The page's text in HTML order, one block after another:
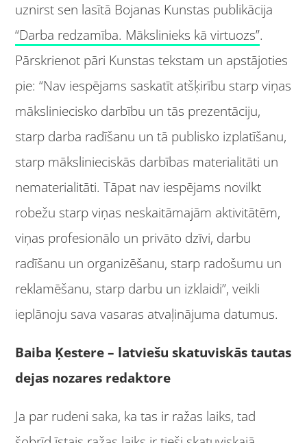
uznirst sen lasītā Bojanas Kunstas publikācija
“Darba redzamība. Mākslinieks kā virtuozs”.
Pārskrienot pāri Kunstas tekstam un apstājoties
pie: “Nav iespējams saskatīt atšķirību starp viņas
māksliniecisko darbību un tās prezentāciju,
starp darba radīšanu un tā publisko izplatīšanu,
starp mākslinieciskās darbības materialitāti un
nematerialitāti. Tāpat nav iespējams novilkt
robežu starp viņas neskaitāmajām aktivitātēm,
viņas profesionālo un privāto dzīvi, darbu
radīšanu un organizēšanu, starp radošumu un
reklamēšanu, starp darbu un izklaidi”, veikli
ieplānoju sava vasaras atvaļinājuma datumus.
Baiba Ķestere – latviešu skatuviskās tautas
dejas nozares redaktore
Ja par rudeni saka, ka tas ir ražas laiks, tad